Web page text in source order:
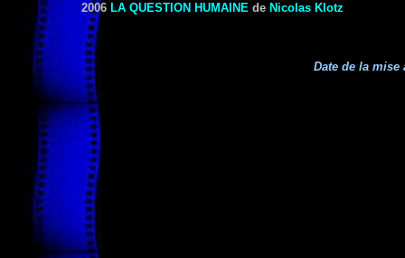
2006 LA QUESTION HUMAINE de Nicolas Klotz
Date de la